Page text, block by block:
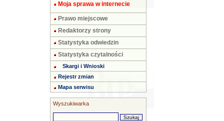
Moja sprawa w internecie
Prawo miejscowe
Redaktorzy strony
Statystyka odwiedzin
Statystyka czytalności
Skargi i Wnioski
Rejestr zmian
Mapa serwisu
Wyszukiwarka